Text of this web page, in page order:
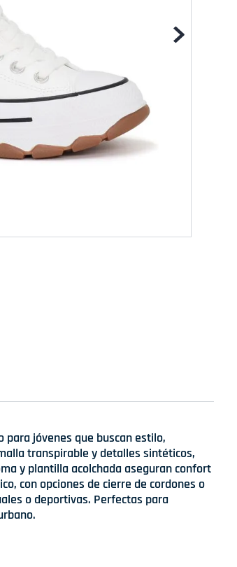
para jóvenes que buscan estilo,
transpirable y detalles sintéticos,
y plantilla acolchada aseguran confort
con opciones de cierre de cordones o
o deportivas. Perfectas para